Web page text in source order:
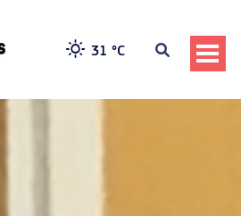
31 °C